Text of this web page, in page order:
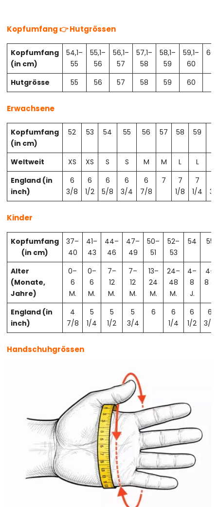
Kopfumfang 👉 Hutgrössen
Kopfumfang
(in cm)
54,1–
55
55,1–
56
56,1–
57
57,1–
58
58,1–
59
59,1–
60
Hutgrösse
55 56 57 58 59 60
Erwachsene
Kopfumfang
(in cm)
52 53 54 55 56 57 58 59
Weltweit XS XS S S M M L L
England (in
inch)
6
3/8
6
1/2
6
5/8
6
3/4
6
7/8
7
7
1/8
7
1/4
Kinder
Kopfumfang
(in cm)
37–
40
41–
43
44–
46
47–
49
50–
51
52–
53
54 55
Alter
(Monate,
Jahre)
0–
6
M.
0–
6
M.
7–
12
M.
7–
12
M.
13–
24
M.
24–
48
M.
4–
8
J.
4–
8 J.
England (in
inch)
4
7/8
5
1/4
5
1/2
5
3/4
6
6
1/4
6
1/2
6
3/4
Handschuhgrössen